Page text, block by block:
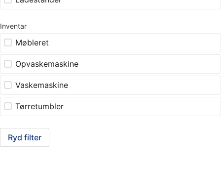
Inventar
Møbleret
Opvaskemaskine
Vaskemaskine
Tørretumbler
Ryd filter